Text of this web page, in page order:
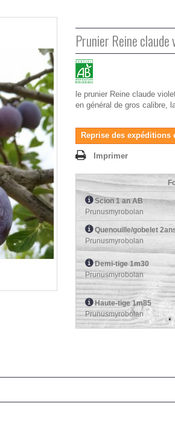
Prunier Reine
le prunier Reine claude
en général de gros calibre,
Reprise des expéditions
Imprimer
Scion 1 an AB
Prunusmyrobolan
Quenouille/gobelet
Prunusmyrobolan
Demi-tige 1m30
Prunusmyrobolan
Haute-tige 1m85
Prunusmyrobolan